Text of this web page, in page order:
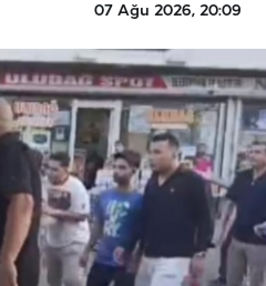
07 Ağu 2026, 20:09